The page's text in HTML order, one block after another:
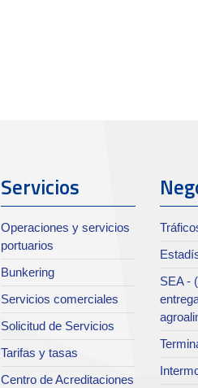
Servicios
Operaciones y servicios
portuarios
Bunkering
Servicios comerciales
Solicitud de Servicios
Tarifas y tasas
Centro de Acreditaciones
SEA -